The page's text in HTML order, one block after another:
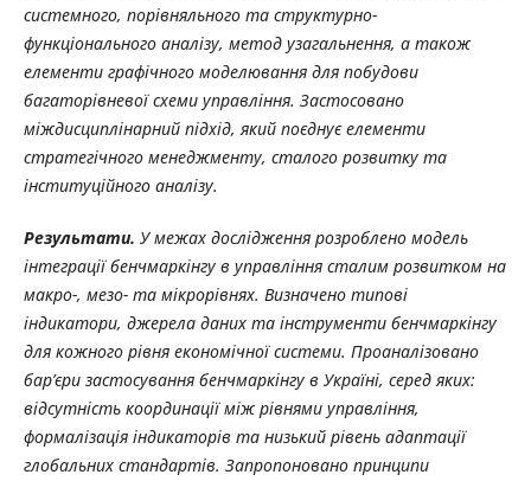
системного, порівняльного та структурно-
функціонального аналізу, метод узагальнення, а також
елементи графічного моделювання для побудови
багаторівневої схеми управління. Застосовано
міждисциплінарний підхід, який поєднує елементи
стратегічного менеджменту, сталого розвитку та
інституційного аналізу.
Результати. У межах дослідження розроблено модель
інтеграції бенчмаркінгу в управління сталим розвитком на
макро-, мезо- та мікрорівнях. Визначено типові
індикатори, джерела даних та інструменти бенчмаркінгу
для кожного рівня економічної системи. Проаналізовано
бар’єри застосування бенчмаркінгу в Україні, серед яких:
відсутність координації між рівнями управління,
формалізація індикаторів та низький рівень адаптації
глобальних стандартів. Запропоновано принципи